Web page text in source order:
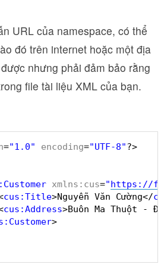
URL của namespace, có thể
đó trên internet hoặc một địa
nhưng phải đảm bảo rằng
file tài liệu XML của bạn.
="1.0" encoding="UTF-8"?>
xmlns:cus="https://
cus:Title>Nguyễn Văn Cường</
cus:Address>Buôn Ma Thuột -
>